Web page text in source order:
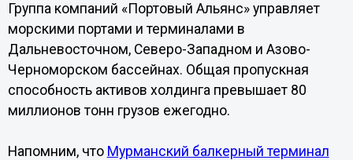
Группа компаний «Портовый Альянс» управляет
морскими портами и терминалами в
Дальневосточном, Северо-Западном и Азово-
Черноморском бассейнах. Общая пропускная
способность активов холдинга превышает 80
миллионов тонн грузов ежегодно.
Напомним, что Мурманский балкерный терминал